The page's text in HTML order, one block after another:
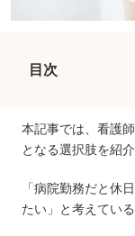
目次
本記事では、看護
となる選択肢を紹
「病院勤務だと休
たい」と考えてい